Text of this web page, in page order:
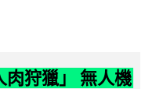
肉狩獵」 無人機